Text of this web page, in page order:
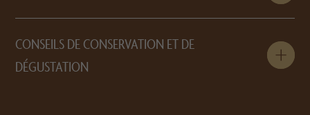
CONSEILS DE CONSERVATION ET DE
DÉGUSTATION